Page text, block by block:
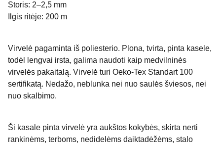
Storis: 2–2,5 mm
Ilgis ritėje: 200 m
Virvelė pagaminta iš poliesterio. Plona, tvirta, pinta kasele,
todėl lengvai irsta, galima naudoti kaip medvilninės
virvelės pakaitalą. Virvelė turi Oeko-Tex Standart 100
sertifikatą. Nedažo, neblunka nei nuo saulės šviesos, nei
nuo skalbimo.
Ši kasale pinta virvelė yra aukštos kokybės, skirta nerti
rankinėms, terboms, nedidelėms daiktadėžėms, stalo